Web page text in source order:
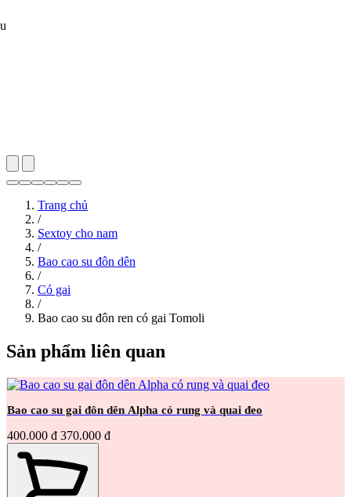
Trang chủ
/
Sextoy cho nam
/
Bao cao su đôn dên
/
Có gai
/
Bao cao su đôn ren có gai Tomoli
Sản phẩm liên quan
Bao cao su gai đôn dên Alpha có rung và quai đeo
400.000 đ 370.000 đ